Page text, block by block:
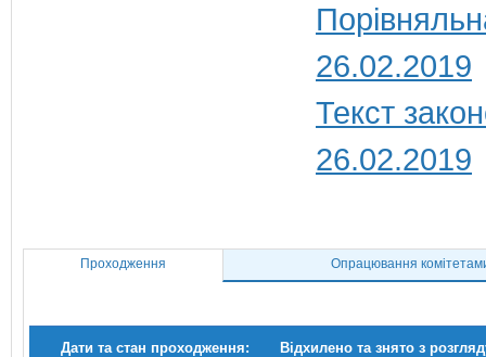
26.02.2019
Текст
26.02.2019
Проходження Опрацювання
Дати та стан проходження: Відхилено та знято з